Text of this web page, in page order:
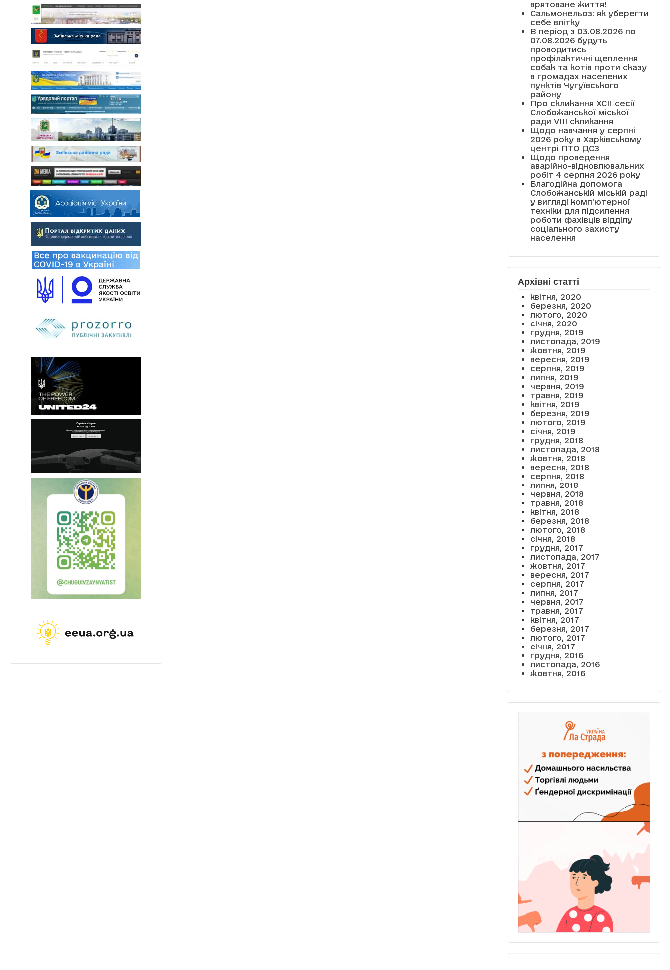
врятоване життя!
Сальмонельоз: як уберегти
себе влітку
В період з 03.08.2026 по
07.08.2026 будуть
проводитись
профілактичні щеплення
собак та котів проти сказу
в громадах населених
пунктів Чугуївського
району
Про скликання XCII сесії
Слобожанської міської
ради VIII скликання
Щодо навчання у серпні
2026 року в Харківському
центрі ПТО ДСЗ
Щодо проведення
аварійно-відновлювальних
робіт 4 серпня 2026 року
Благодійна допомога
Слобожанській міській раді
у вигляді комп’ютерної
техніки для підсилення
роботи фахівців відділу
соціального захисту
населення
Архівні статті
квітня, 2020
березня, 2020
лютого, 2020
січня, 2020
грудня, 2019
листопада, 2019
жовтня, 2019
вересня, 2019
серпня, 2019
липня, 2019
червня, 2019
травня, 2019
квітня, 2019
березня, 2019
лютого, 2019
січня, 2019
грудня, 2018
листопада, 2018
жовтня, 2018
вересня, 2018
серпня, 2018
липня, 2018
червня, 2018
травня, 2018
квітня, 2018
березня, 2018
лютого, 2018
січня, 2018
грудня, 2017
листопада, 2017
жовтня, 2017
вересня, 2017
серпня, 2017
липня, 2017
червня, 2017
травня, 2017
квітня, 2017
березня, 2017
лютого, 2017
січня, 2017
грудня, 2016
листопада, 2016
жовтня, 2016